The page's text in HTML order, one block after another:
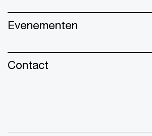
Evenementen
Contact